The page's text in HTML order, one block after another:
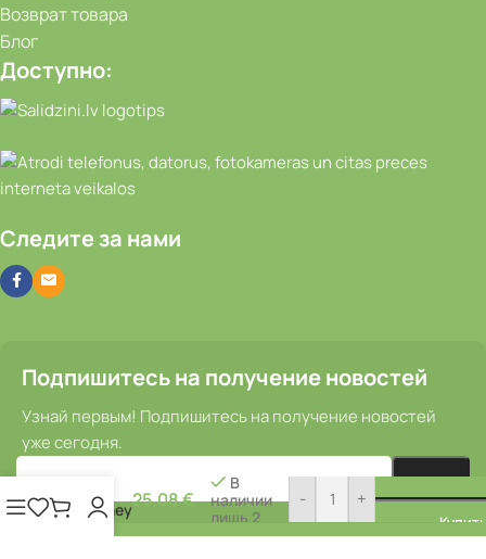
Возврат товара
Блог
Доступно:
Следите за нами
Подпишитесь на получение новостей
Узнай первым! Подпишитесь на получение новостей
уже сегодня.
Задняя
Sturmey25,08€
В
наличии
лишь 2
- +